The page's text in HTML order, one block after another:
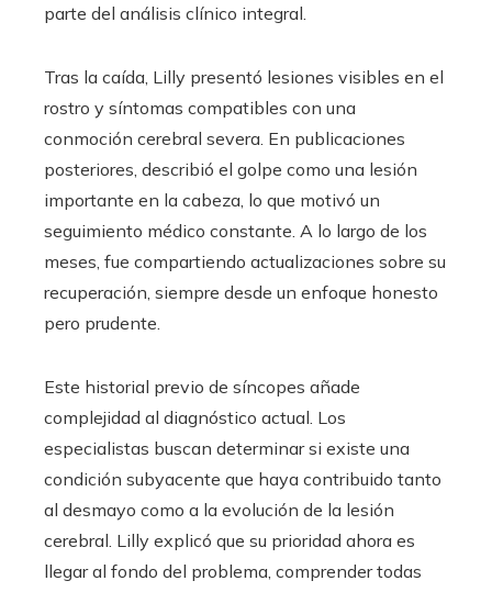
parte del análisis clínico integral.
Tras la caída, Lilly presentó lesiones visibles en el
rostro y síntomas compatibles con una
conmoción cerebral severa. En publicaciones
posteriores, describió el golpe como una lesión
importante en la cabeza, lo que motivó un
seguimiento médico constante. A lo largo de los
meses, fue compartiendo actualizaciones sobre su
recuperación, siempre desde un enfoque honesto
pero prudente.
Este historial previo de síncopes añade
complejidad al diagnóstico actual. Los
especialistas buscan determinar si existe una
condición subyacente que haya contribuido tanto
al desmayo como a la evolución de la lesión
cerebral. Lilly explicó que su prioridad ahora es
llegar al fondo del problema, comprender todas